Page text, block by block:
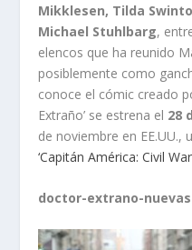
Mikklesen, Tilda
Michael Stuhlbarg,
elencos que ha reunido
posiblemente como
conoce el cómic creado
Extraño’ se estrena el 28
de noviembre en EE.UU.,
‘Capitán América: Civil
doctor-extrano-